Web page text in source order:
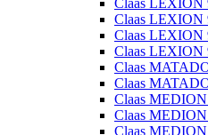
Claas LEXION
Claas LEXION
Claas LEXION
Claas LEXION
Claas
Claas
Claas
Claas
Claas